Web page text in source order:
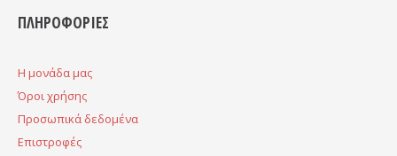
ΠΛΗΡΟΦΟΡΙΕΣ
H μονάδα μας
Όροι χρήσης
Προσωπικά δεδομένα
Επιστροφές